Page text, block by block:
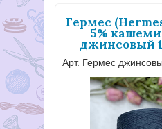
Гермес
5%
джинсовый